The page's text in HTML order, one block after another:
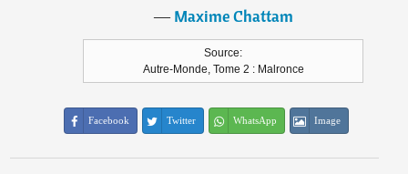
―Maxime Chattam
Source:
Autre-Monde, Tome 2 : Malronce
Facebook Twitter WhatsApp Image